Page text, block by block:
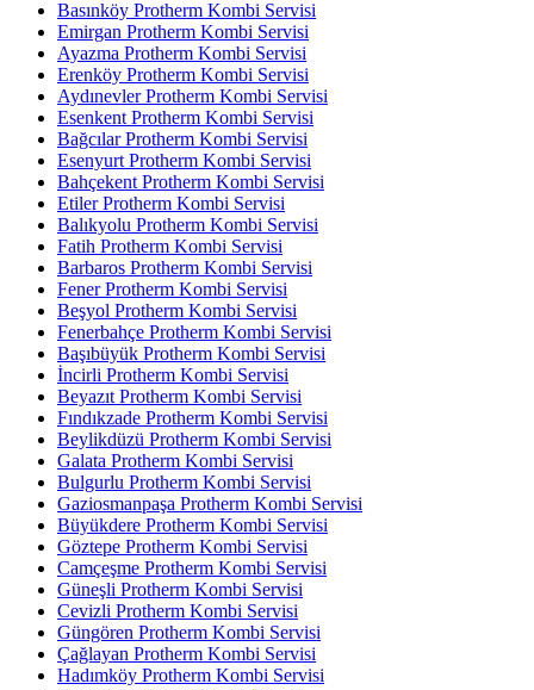
Basınköy Protherm Kombi Servisi
Emirgan Protherm Kombi Servisi
Ayazma Protherm Kombi Servisi
Erenköy Protherm Kombi Servisi
Aydınevler Protherm Kombi Servisi
Esenkent Protherm Kombi Servisi
Bağcılar Protherm Kombi Servisi
Esenyurt Protherm Kombi Servisi
Bahçekent Protherm Kombi Servisi
Etiler Protherm Kombi Servisi
Balıkyolu Protherm Kombi Servisi
Fatih Protherm Kombi Servisi
Barbaros Protherm Kombi Servisi
Fener Protherm Kombi Servisi
Beşyol Protherm Kombi Servisi
Fenerbahçe Protherm Kombi Servisi
Başıbüyük Protherm Kombi Servisi
İncirli Protherm Kombi Servisi
Beyazıt Protherm Kombi Servisi
Fındıkzade Protherm Kombi Servisi
Beylikdüzü Protherm Kombi Servisi
Galata Protherm Kombi Servisi
Bulgurlu Protherm Kombi Servisi
Gaziosmanpaşa Protherm Kombi Servisi
Büyükdere Protherm Kombi Servisi
Göztepe Protherm Kombi Servisi
Camçeşme Protherm Kombi Servisi
Güneşli Protherm Kombi Servisi
Cevizli Protherm Kombi Servisi
Güngören Protherm Kombi Servisi
Çağlayan Protherm Kombi Servisi
Hadımköy Protherm Kombi Servisi